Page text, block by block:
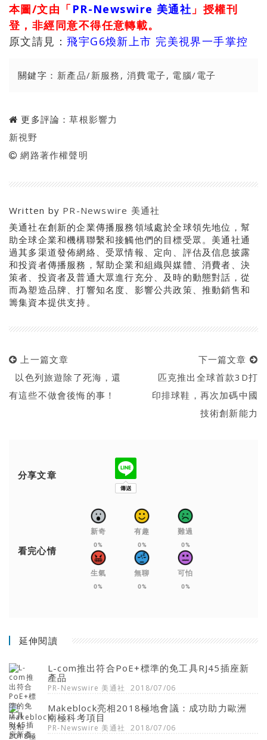
本圖/文由「 PR-Newswire 美通社 」授權刊
登，非經同意不得任意轉載。
原文請見：飛宇G6煥新上市 完美視界一手掌控
關鍵字： 新產品/新服務 , 消費電子, 電腦/電子
更多評論：草根影響力
新視野
網路著作權聲明
Written by PR-Newswire 美通社
美通社在創新的企業傳播服務領域處於全球領先地位，幫
助全球企業和機構聯繫和接觸他們的目標受眾。美通社通
過其多渠道發佈網絡、受眾情報、定向、評估及信息披露
和投資者傳播服務，幫助企業和組織與媒體、消費者、決
策者、投資者及普通大眾進行充分、及時的動態對話，從
而為塑造品牌、打響知名度、影響公共政策、推動銷售和
籌集資本提供支持。
上一篇文章
以色列旅遊除了死海，還
有這些不做會後悔的事！
下一篇文章
匹克推出全球首款3D打
印排球鞋，再次加碼中國
技術創新能力
分享文章
看完心情
新奇
0%
有趣
0%
難過
0%
生氣
0%
無聊
0%
可怕
0%
延伸閱讀
L-com推出符合PoE+標準的免工具RJ45插座新
產品
PR-Newswire 美通社 2018/07/06
Makeblock亮相2018極地會議：成功助力歐洲
南極科考項目
PR-Newswire 美通社 2018/07/06